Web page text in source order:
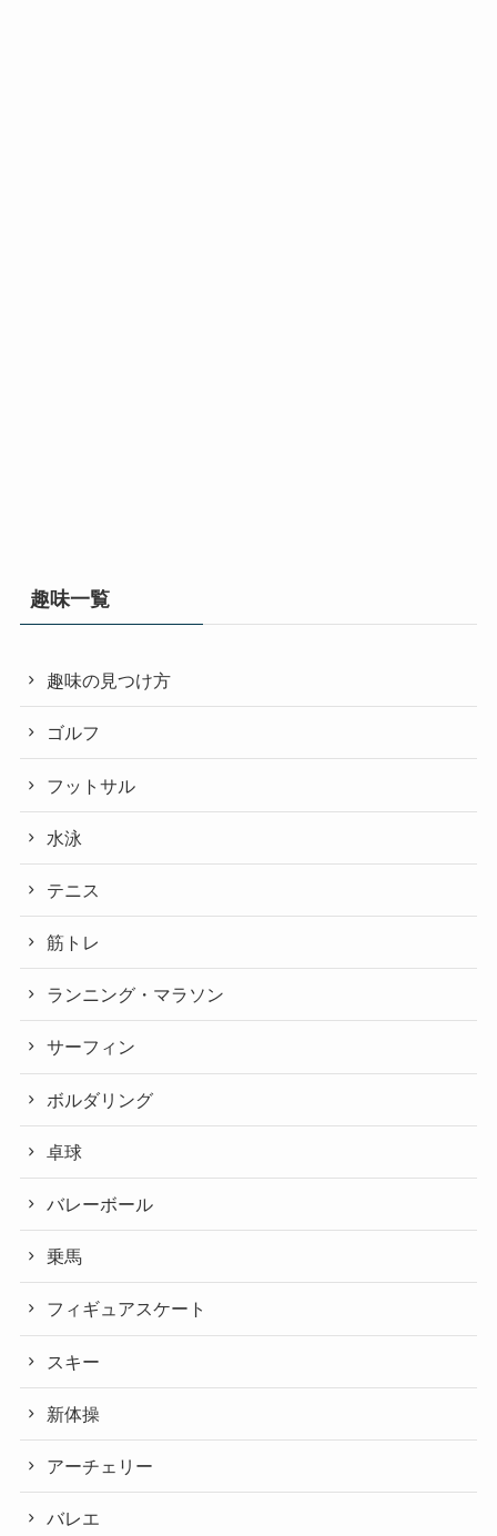
趣味一覧
趣味の見つけ方
ゴルフ
フットサル
水泳
テニス
筋トレ
ランニング・マラソン
サーフィン
ボルダリング
卓球
バレーボール
乗馬
フィギュアスケート
スキー
新体操
アーチェリー
バレエ